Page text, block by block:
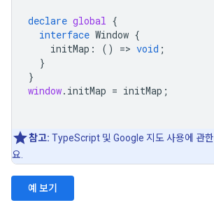
declare global {
interface Window {
initMap : () => void ;
}
}
window. initMap = initMap ;
참고: TypeScript 및 Google 지도 사용에 관한
요.
예 보기